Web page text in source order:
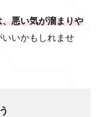
悪い気が溜まりや
いかもしれませ